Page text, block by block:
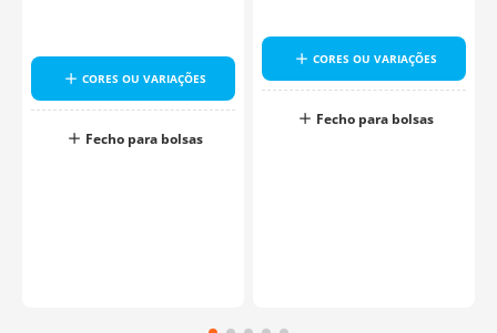
CORES OU VARIAÇÕES
Fecho para bolsas
CORES OU VARIAÇÕES
Fecho para bolsas